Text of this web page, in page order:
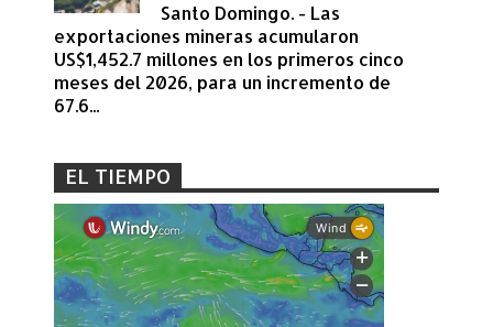
Santo Domingo. - Las
exportaciones mineras acumularon
US$1,452.7 millones en los primeros cinco
meses del 2026, para un incremento de
67.6...
EL TIEMPO